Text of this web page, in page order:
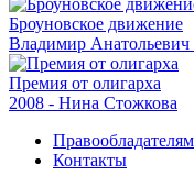
Броуновское движение
Владимир
Премия от олигарха
2008 - Нина Стожкова
Контакты